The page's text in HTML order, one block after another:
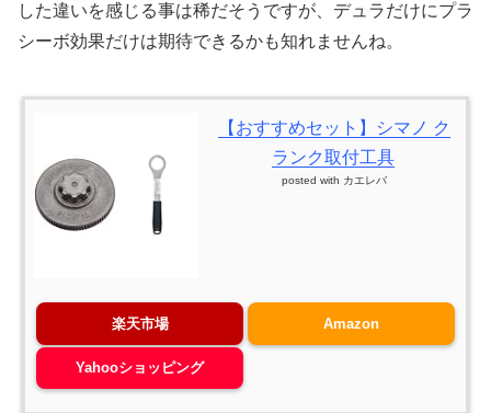
した違いを感じる事は稀だそうですが、デュラだけにプラ
シーボ効果だけは期待できるかも知れませんね。
【おすすめセット】シマノ ク
ランク取付工具
posted with カエレバ
楽天市場 Amazon
Yahooショッピング